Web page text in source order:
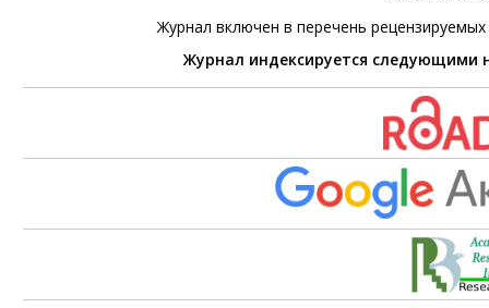
Журнал включен в перечень
Журнал индексируется